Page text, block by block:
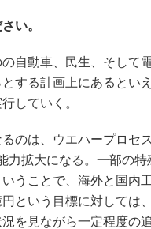
い。
自動車、民生、そして
する計画上にあるとい
していく。
のは、ウエハープロセ
力拡大になる。一部の
うことで、海外と国内
という目標に対しては
を見ながら一定程度の